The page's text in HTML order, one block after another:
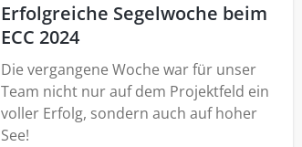
Erfolgreiche Segelwoche beim
ECC 2024
Die vergangene Woche war für unser
Team nicht nur auf dem Projektfeld ein
voller Erfolg, sondern auch auf hoher
See!